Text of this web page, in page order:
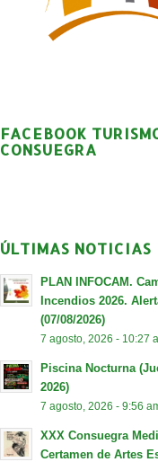
FACEBOOK
CONSUEGRA
ÚLTIMAS NOTICIAS
PLAN INFOCAM.
Incendios 2026.
(07/08/2026)
7 agosto, 2026 - 10:27
Piscina Nocturna
2026)
7 agosto, 2026 - 9:56
XXX Consuegra
Certamen de Artes